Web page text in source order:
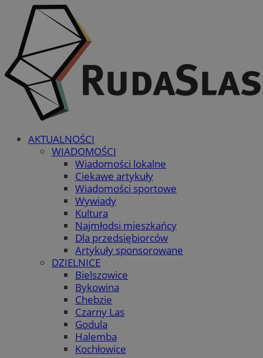
AKTUALNOŚCI
WIADOMOŚCI
Wiadomości lokalne
Ciekawe artykuły
Wiadomości sportowe
Wywiady
Kultura
Najmłodsi mieszkańcy
Dla przedsiębiorców
Artykuły sponsorowane
DZIELNICE
Bielszowice
Bykowina
Chebzie
Czarny Las
Godula
Halemba
Kochłowice